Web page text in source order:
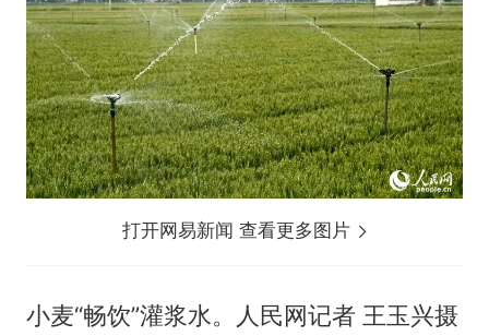
打开网易新闻 查看更多图片
小麦“畅饮”灌浆水。人民网记者 王玉兴摄